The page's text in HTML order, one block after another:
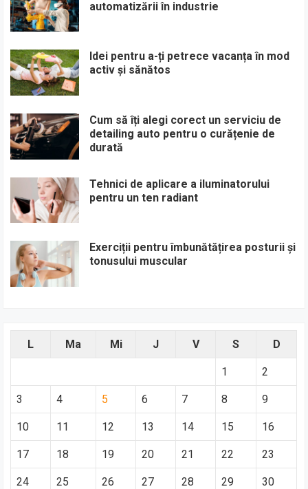
automatizării în industrie
Idei pentru a-ți petrece vacanța în mod
activ și sănătos
Cum să îți alegi corect un serviciu de
detailing auto pentru o curățenie de
durată
Tehnici de aplicare a iluminatorului
pentru un ten radiant
Exerciții pentru îmbunătățirea posturii și
tonusului muscular
L Ma Mi J V S D
1 2
3 4 5 6 7 8 9
10 11 12 13 14 15 16
17 18 19 20 21 22 23
24 25 26 27 28 29 30